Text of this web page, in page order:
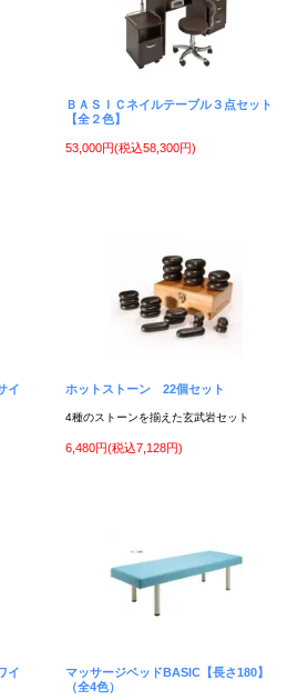
ＢＡＳＩＣネイルテーブル３点セット
【全２色】
53,000円(税込58,300円)
イ
ホットストーン 22個セット
4種のストーンを揃えた玄武岩セット
6,480円(税込7,128円)
イ
マッサージベッドBASIC【長さ180】
（全4色）